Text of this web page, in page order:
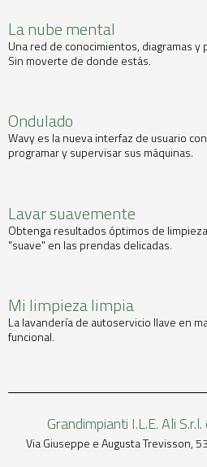
La nube mental
Una red de conocimientos, diagramas
Sin moverte de donde estás.
Ondulado
Wavy es la nueva interfaz de usuario
programar y supervisar sus máquinas.
Lavar suavemente
Obtenga resultados óptimos de
"suave" en las prendas delicadas.
Mi limpieza limpia
La lavandería de autoservicio llave en
funcional.
Grandimpianti I.L.E. Ali
Via Giuseppe e Augusta Trevisson,